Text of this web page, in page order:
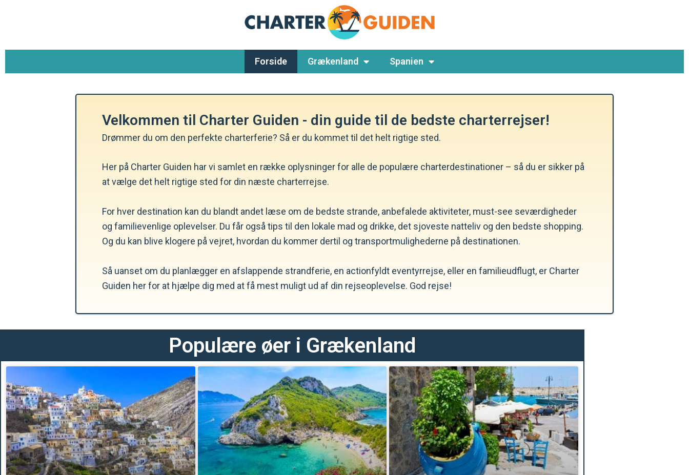
Forside Grækenland Spanien
Velkommen til Charter Guiden - din guide til de bedste charterrejser!
Drømmer du om den perfekte charterferie? Så er du kommet til det helt rigtige sted.
Her på Charter Guiden har vi samlet en række oplysninger for alle de populære charterdestinationer – så du er sikker på
at vælge det helt rigtige sted for din næste charterrejse.
For hver destination kan du blandt andet læse om de bedste strande, anbefalede aktiviteter, must-see seværdigheder
og familievenlige oplevelser. Du får også tips til den lokale mad og drikke, det sjoveste natteliv og den bedste shopping.
Og du kan blive klogere på vejret, hvordan du kommer dertil og transportmulighederne på destinationen.
Så uanset om du planlægger en afslappende strandferie, en actionfyldt eventyrrejse, eller en familieudflugt, er Charter
Guiden her for at hjælpe dig med at få mest muligt ud af din rejseoplevelse. God rejse!
Populære øer i Grækenland